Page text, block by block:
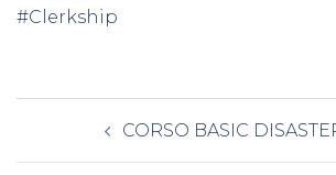
#Clerkship
articolo
CORSO BASIC